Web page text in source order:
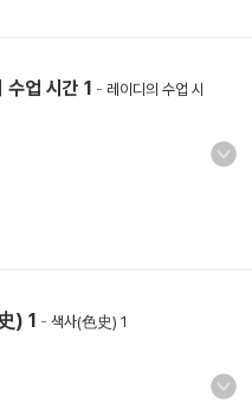
업 시간 1 - 레이디의 수업 시
) 1 - 색사(色史) 1